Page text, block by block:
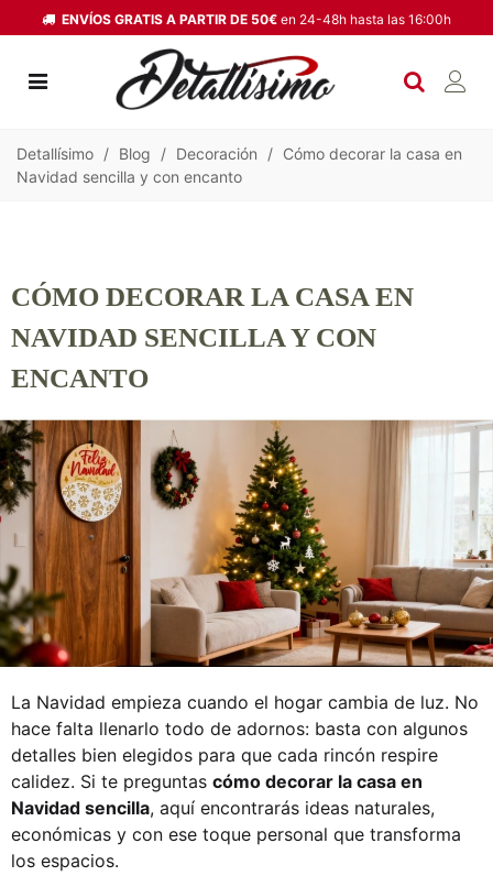
ENVÍOS GRATIS A PARTIR DE 50€ en 24-48h hasta las 16:00h
Detallísimo / Blog / Decoración / Cómo decorar la casa en
Navidad sencilla y con encanto
CÓMO DECORAR LA CASA EN
NAVIDAD SENCILLA Y CON
ENCANTO
La Navidad empieza cuando el hogar cambia de luz. No
hace falta llenarlo todo de adornos: basta con algunos
detalles bien elegidos para que cada rincón respire
calidez. Si te preguntas cómo decorar la casa en
Navidad sencilla, aquí encontrarás ideas naturales,
económicas y con ese toque personal que transforma
los espacios.